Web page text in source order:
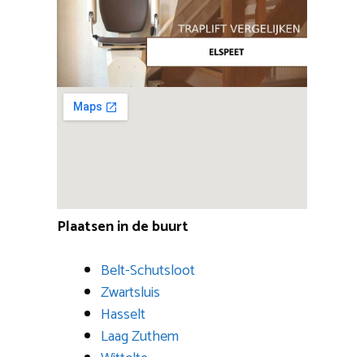
Plaatsen in de buurt
Belt-Schutsloot
Zwartsluis
Hasselt
Laag Zuthem